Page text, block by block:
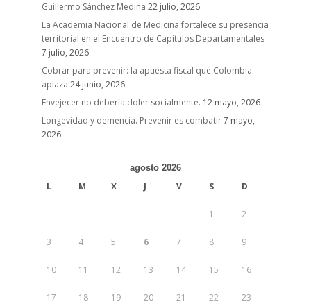
Guillermo Sánchez Medina 22 julio, 2026
La Academia Nacional de Medicina fortalece su presencia
territorial en el Encuentro de Capítulos Departamentales
7 julio, 2026
Cobrar para prevenir: la apuesta fiscal que Colombia
aplaza 24 junio, 2026
Envejecer no debería doler socialmente. 12 mayo, 2026
Longevidad y demencia. Prevenir es combatir7 mayo,
2026
agosto 2026
L M X J V S D
1 2
3 4 5 6 7 8 9
10 11 12 13 14 15 16
17 18 19 20 21 22 23